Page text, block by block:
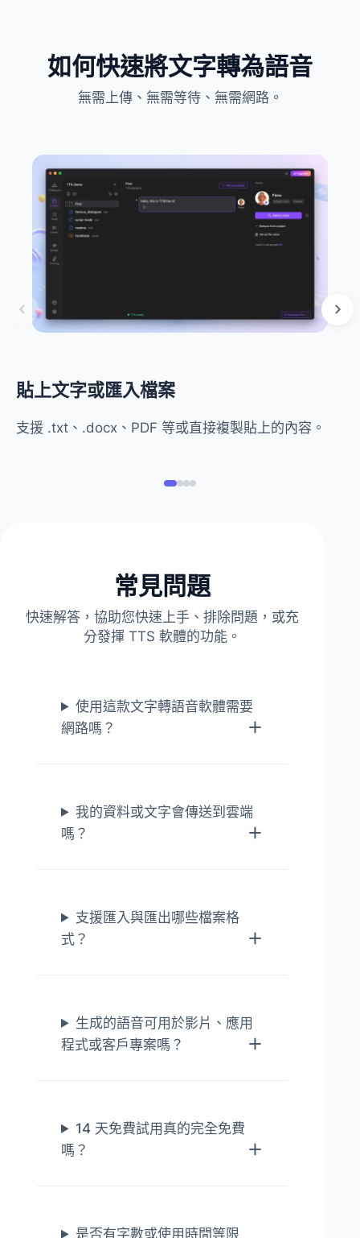
如何快速將文字轉為語音
無需上傳、無需等待、無需網路。
貼上文字或匯入檔案
支援 .txt、.docx、PDF 等或直接複製貼上的內容。
常見問題
快速解答，協助您快速上手、排除問題，或充
分發揮 TTS 軟體的功能。
使用這款文字轉語音軟體需要
網路嗎？
我的資料或文字會傳送到雲端
嗎？
支援匯入與匯出哪些檔案格
式？
生成的語音可用於影片、應用
程式或客戶專案嗎？
14 天免費試用真的完全免費
嗎？
是否有字數或使用時間等限